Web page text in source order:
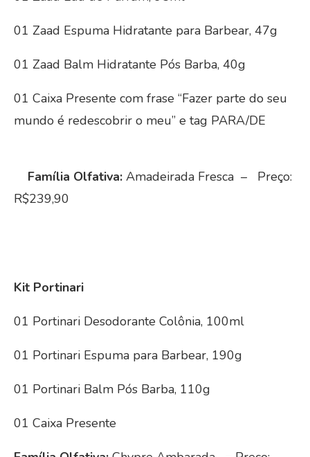
01 Zaad Espuma Hidratante para Barbear, 47g
01 Zaad Balm Hidratante Pós Barba, 40g
01 Caixa Presente com frase “Fazer parte do seu
mundo é redescobrir o meu” e tag PARA/DE
Família Olfativa: Amadeirada Fresca – Preço:
R$239,90
Kit Portinari
01 Portinari Desodorante Colônia, 100ml
01 Portinari Espuma para Barbear, 190g
01 Portinari Balm Pós Barba, 110g
01 Caixa Presente